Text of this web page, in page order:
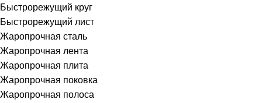
Быстрорежущий круг
Быстрорежущий лист
Жаропрочная сталь
Жаропрочная лента
Жаропрочная плита
Жаропрочная поковка
Жаропрочная полоса